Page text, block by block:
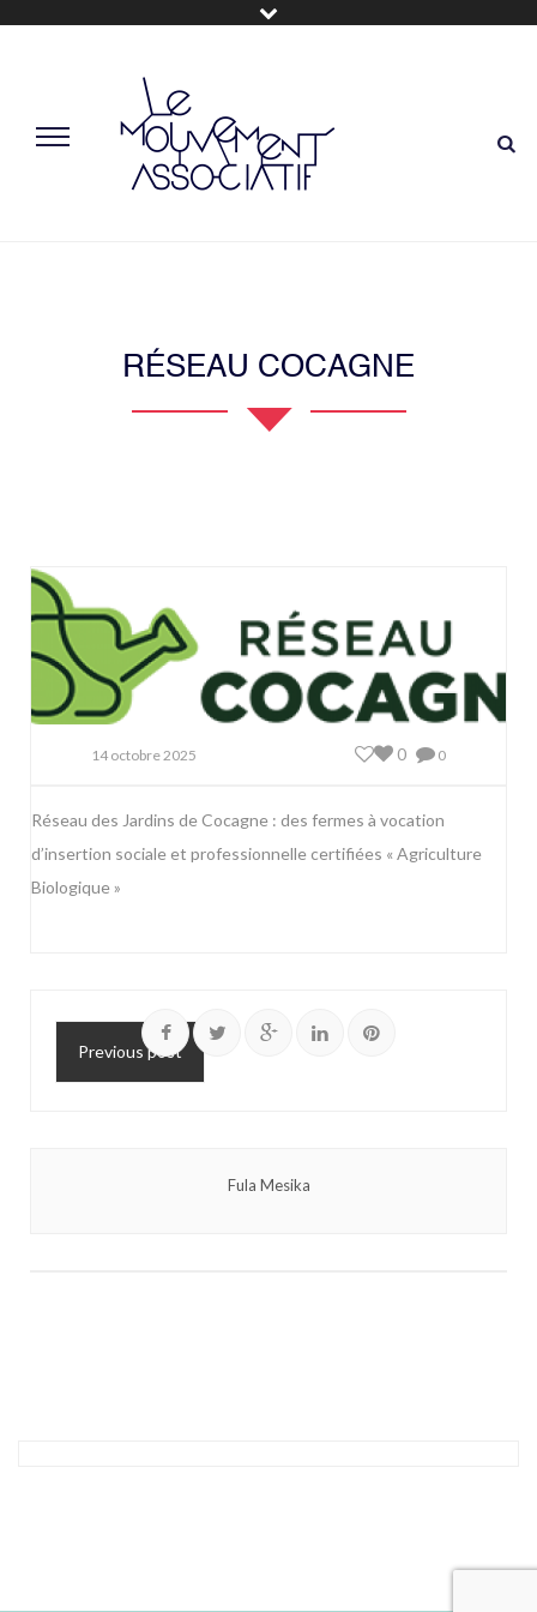
RÉSEAU COCAGNE
14 octobre 2025 0
0
Réseau des Jardins de Cocagne : des fermes à vocation
d’insertion sociale et professionnelle certifiées « Agriculture
Biologique »
Previous post
Fula Mesika